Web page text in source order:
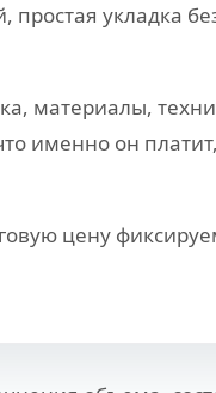
укладка
материалы,
именно он
цену